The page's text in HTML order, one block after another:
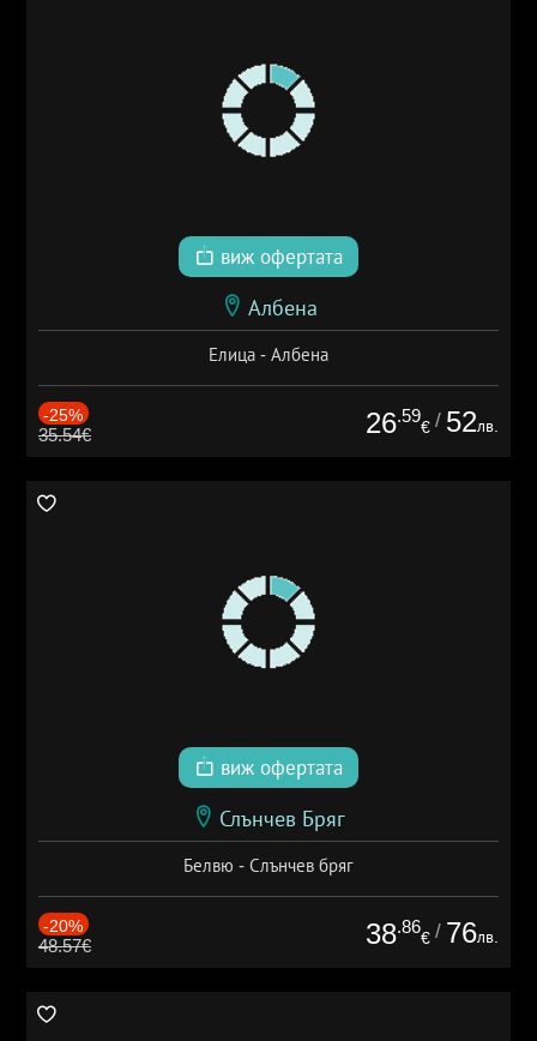
виж офертата
Албена
Елица - Албена
-25%
35.54€ 26.59
€ / 52лв.
виж офертата
Слънчев Бряг
Белвю - Слънчев бряг
-20%
48.57€ 38.86
€ / 76лв.